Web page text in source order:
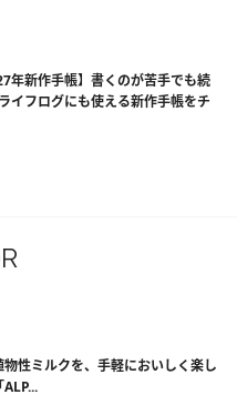
年新作手帳】書くのが苦手でも続
フログにも使える新作手帳をチ
物性ミルクを、手軽においしく楽し